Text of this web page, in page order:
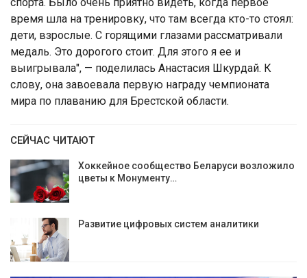
время шла на тренировку, что там всегда кто-то стоял:
дети, взрослые. С горящими глазами рассматривали
медаль. Это дорогого стоит. Для этого я ее и
выигрывала", — поделилась Анастасия Шкурдай. К
слову, она завоевала первую награду чемпионата
мира по плаванию для Брестской области.
СЕЙЧАС ЧИТАЮТ
Хоккейное сообщество Беларуси возложило
цветы к Монументу…
Развитие цифровых систем аналитики